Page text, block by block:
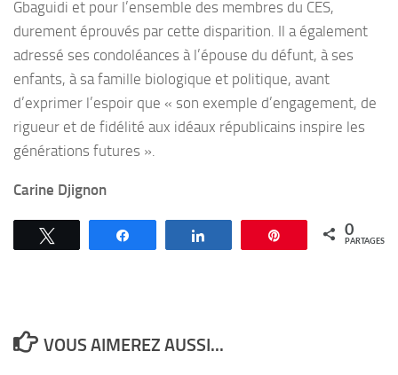
Gbaguidi et pour l’ensemble des membres du CES,
durement éprouvés par cette disparition. Il a également
adressé ses condoléances à l’épouse du défunt, à ses
enfants, à sa famille biologique et politique, avant
d’exprimer l’espoir que « son exemple d’engagement, de
rigueur et de fidélité aux idéaux républicains inspire les
générations futures ».
Carine Djignon
Épingle 0
PARTAGES
VOUS AIMEREZ AUSSI...